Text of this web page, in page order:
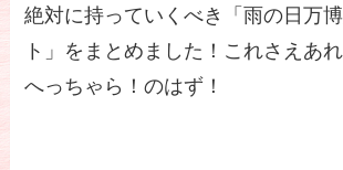
絶対に持っていくべき「雨の日万
ト」をまとめました！これさえあ
へっちゃら！のはず！